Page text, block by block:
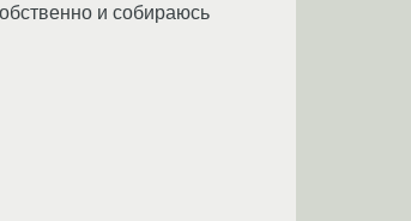
и собираюсь